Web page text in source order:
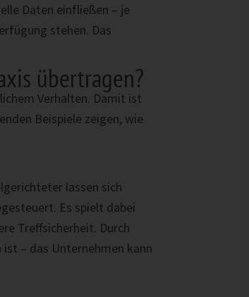
Daten einfließen – je
stehen. Das
übertragen?
Verhalten. Damit ist
Beispiele zeigen, wie
lassen sich
Es spielt dabei
Treffsicherheit. Durch
– das Unternehmen kann